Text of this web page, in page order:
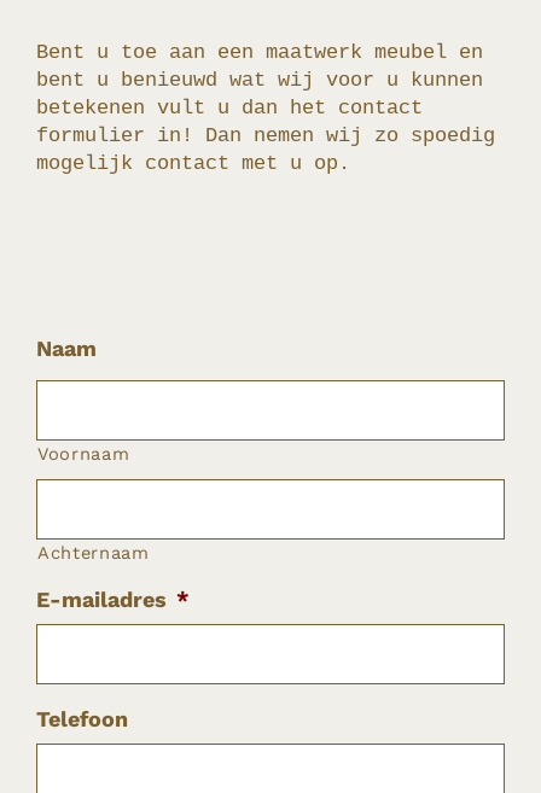
Bent u toe aan een maatwerk meubel en
bent u benieuwd wat wij voor u kunnen
betekenen vult u dan het contact
formulier in! Dan nemen wij zo spoedig
mogelijk contact met u op.
Naam
Voornaam
Achternaam
E-mailadres *
Telefoon